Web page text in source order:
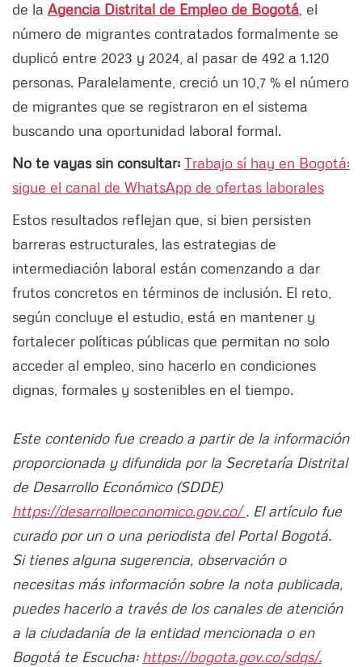
de la Agencia Distrital de Empleo de Bogotá , el
número de migrantes contratados formalmente se
duplicó entre 2023 y 2024, al pasar de 492 a 1.120
personas. Paralelamente, creció un 10,7 % el número
de migrantes que se registraron en el sistema
buscando una oportunidad laboral formal.
No te vayas sin consultar: Trabajo sí hay en Bogotá:
sigue el canal de WhatsApp de ofertas laborales
Estos resultados reflejan que, si bien persisten
barreras estructurales, las estrategias de
intermediación laboral están comenzando a dar
frutos concretos en términos de inclusión. El reto,
según concluye el estudio, está en mantener y
fortalecer políticas públicas que permitan no solo
acceder al empleo, sino hacerlo en condiciones
dignas, formales y sostenibles en el tiempo.
Este contenido fue creado a partir de la información
proporcionada y difundida por la Secretaría Distrital
de Desarrollo Económico (SDDE)
https://desarrolloeconomico.gov.co/. El artículo fue
curado por un o una periodista del Portal Bogotá.
Si tienes alguna sugerencia, observación o
necesitas más información sobre la nota publicada,
puedes hacerlo a través de los canales de atención
a la ciudadanía de la entidad mencionada o en
Bogotá te Escucha: https://bogota.gov.co/sdqs/.